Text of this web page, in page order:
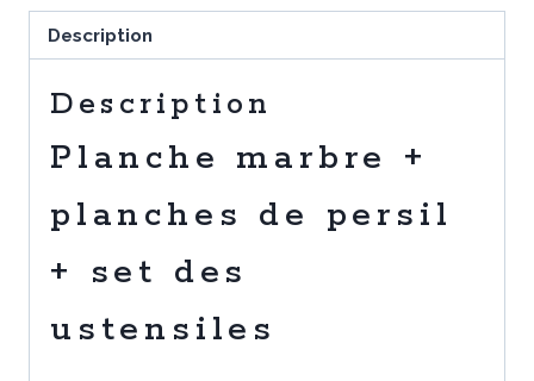
de
persil
des
Description
Description
Planche marbre +
planches de persil
+ set des
ustensiles